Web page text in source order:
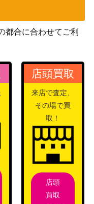
争）
（ラヴニカ
への回帰）
1,000
（ファイレ
クシア：完
全なる統
1,300
都合に合わせてご利
店頭買取
来店で査定、
その場で買
取！
店頭
買取